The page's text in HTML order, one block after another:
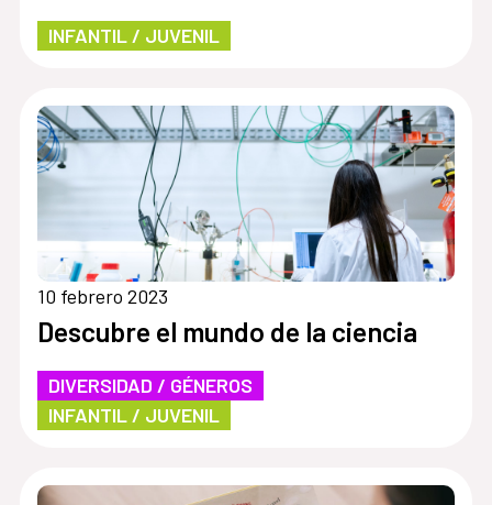
INFANTIL / JUVENIL
10 febrero 2023
Descubre el mundo de la ciencia
DIVERSIDAD / GÉNEROS
INFANTIL / JUVENIL